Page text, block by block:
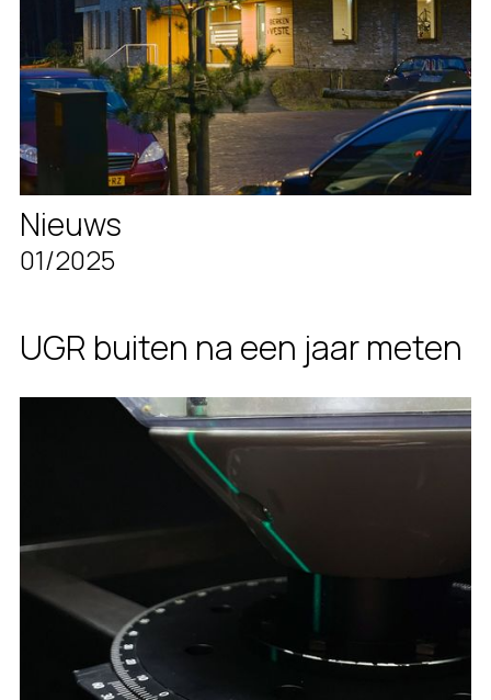
Nieuws
01/2025
UGR buiten na een jaar meten